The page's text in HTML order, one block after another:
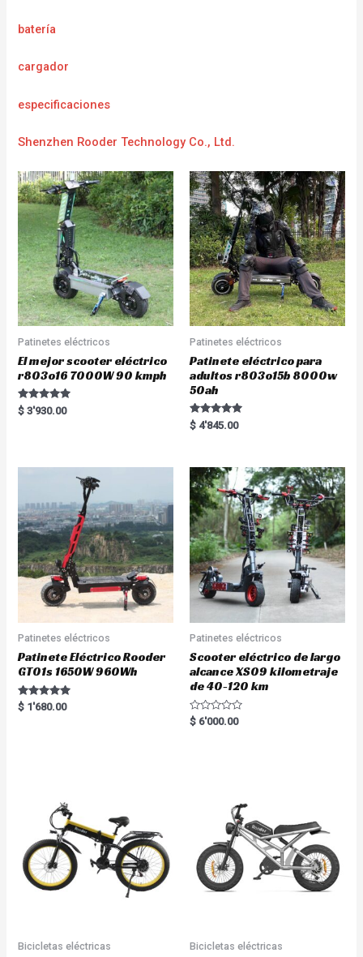
batería
cargador
especificaciones
Shenzhen Rooder Technology Co., Ltd.
Patinetes eléctricos
El mejor scooter eléctrico
r803o16 7000W 90 kmph
Rated
5.00
$ 3'930.00
Patinetes eléctricos
Patinete eléctrico para
adultos r803o15b 8000w
50ah
Rated
5.00
$ 4'845.00
Patinetes eléctricos
Patinete Eléctrico Rooder
GT01s 1650W 960Wh
Rated
5.00
$ 1'680.00
Patinetes eléctricos
Scooter eléctrico de largo
alcance XS09 kilometraje
de 40-120 km
R
a
$ 6'000.00
Bicicletas eléctricas Bicicletas eléctricas